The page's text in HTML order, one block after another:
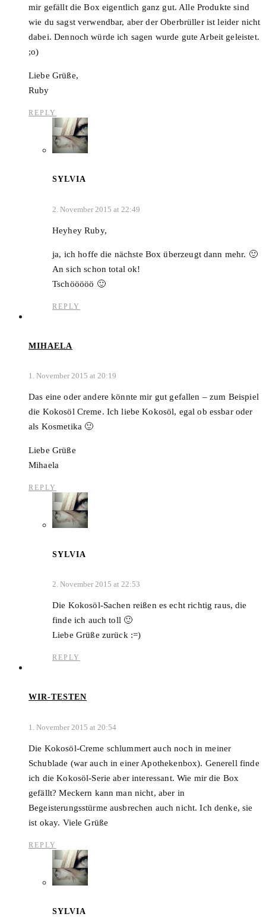
mir gefällt die Box eigentlich ganz gut. Alle Produkte sind
wie du sagst verwendbar, aber der Oberbrüller ist leider nicht
dabei. Dennoch würde ich sagen wurde gute Arbeit geleistet.
;o)
Liebe Grüße,
Ruby
REPLY
SYLVIA
2. November 2015 at 22:49
Heyhey Ruby,
ja, ich hoffe die nächste Box überzeugt dann mehr. 🙂
An sich schon total ok!
Tschööööö 🙂
REPLY
MIHAELA
1. November 2015 at 20:19
Das eine oder andere könnte mir gut gefallen – zum Beispiel
die Kokosöl Creme. Ich liebe Kokosöl, egal ob essbar oder
als Kosmetika 🙂
Liebe Grüße
Mihaela
REPLY
SYLVIA
2. November 2015 at 22:53
Die Kokosöl-Sachen reißen es echt richtig raus, die
finde ich auch toll 🙂
Liebe Grüße zurück :=)
REPLY
WIR-TESTEN
1. November 2015 at 20:54
Die Kokosöl-Creme schlummert auch noch in meiner
Schublade (war auch in einer Apothekenbox). Generell finde
ich die Kokosöl-Serie aber interessant. Wie mir die Box
gefällt? Meckern kann man nicht, aber in
Begeisterungsstürme ausbrechen auch nicht. Ich denke, sie
ist okay. Viele Grüße
REPLY
SYLVIA